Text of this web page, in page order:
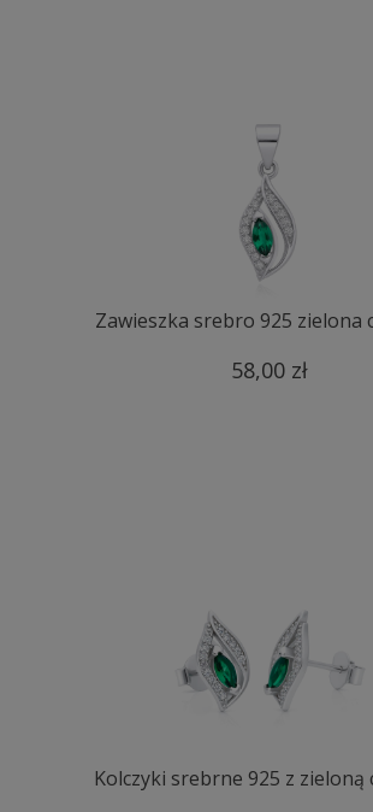
Zawieszka srebro 925 zielona
58,00 zł
Kolczyki srebrne 925 z zieloną